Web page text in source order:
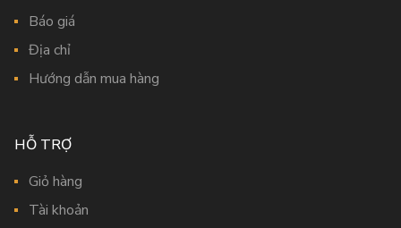
Báo giá
Địa chỉ
Hướng dẫn mua hàng
HỖ TRỢ
Giỏ hàng
Tài khoản